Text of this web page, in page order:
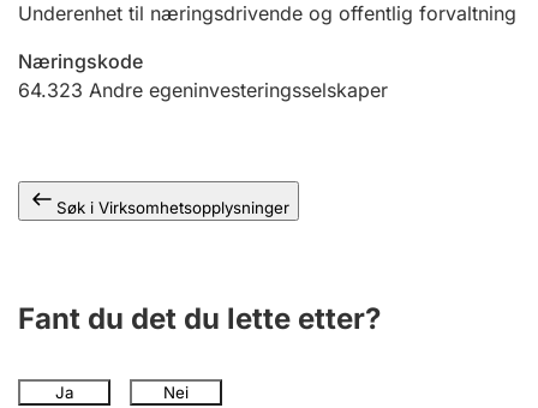
Underenhet til næringsdrivende og offentlig forvaltning
Næringskode
64.323 Andre egeninvesteringsselskaper
Søk i Virksomhetsopplysninger
Fant du det du lette etter?
Ja Nei